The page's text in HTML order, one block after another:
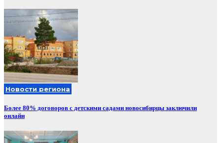
Новости региона
Более 80% договоров с детскими садами новосибирцы заключили
онлайн